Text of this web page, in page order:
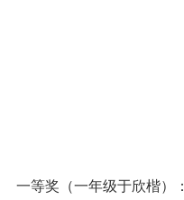
一等奖（一年级于欣楷）：